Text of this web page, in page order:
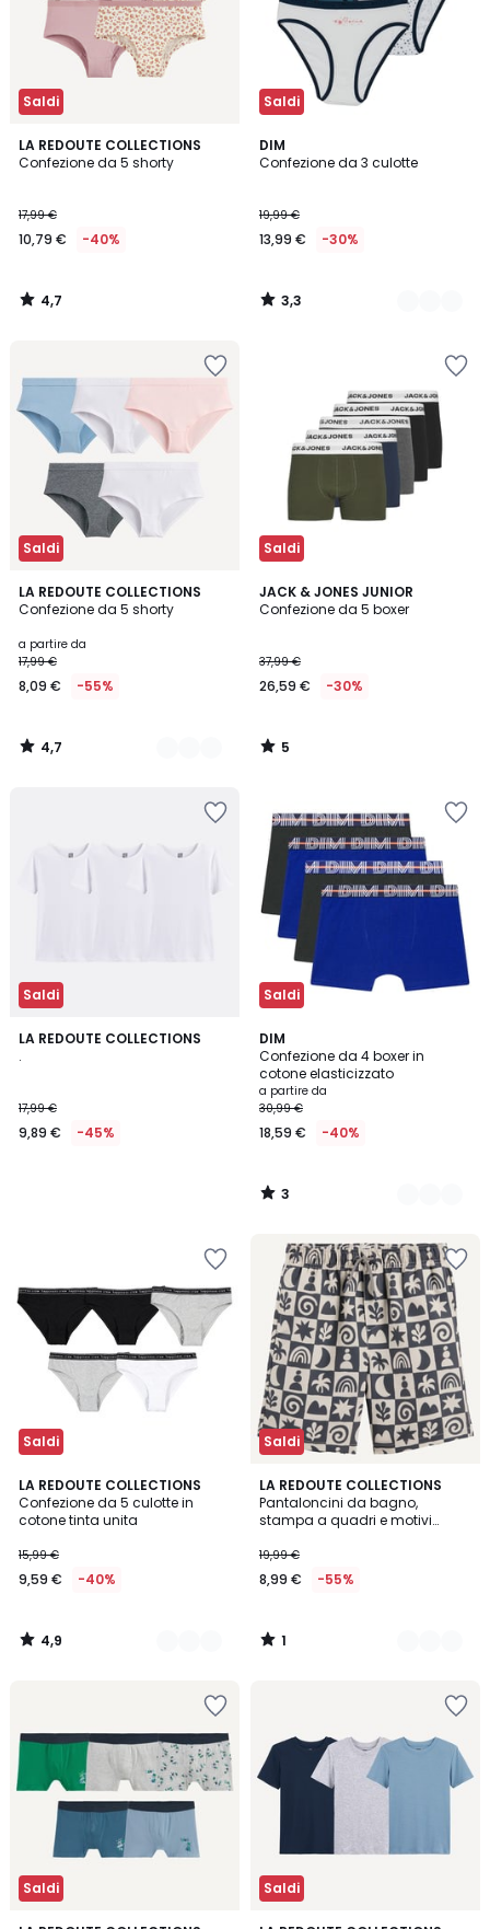
Saldi
LA REDOUTE COLLECTIONS
Confezione da 5 shorty
17,99 €
10,79 € -40%
4,7
/ 5
4,7
/
Saldi
DIM
Confezione da 3 culotte
19,99 €
13,99 € -30%
3,3
/ 5
2
Colori
3,3
/
Saldi
LA REDOUTE COLLECTIONS
Confezione da 5 shorty
a partire da
17,99 €
8,09 € -55%
4,7
/ 5
2
Colori
4,7
/
Saldi
JACK & JONES JUNIOR
Confezione da 5 boxer
37,99 €
26,59 € -30%
5
/
5
/
Saldi
LA REDOUTE COLLECTIONS
.
17,99 €
9,89 € -45%
Saldi
DIM
Confezione da 4 boxer in
cotone elasticizzato
a partire da
30,99 €
18,59 € -40%
3
/
5
2
Colori
3
/
Saldi
LA REDOUTE COLLECTIONS
Confezione da 5 culotte in
cotone tinta unita
15,99 €
9,59 € -40%
4,9
/ 5
2
Colori
4,9
/
Saldi
LA REDOUTE COLLECTIONS
Pantaloncini da bagno,
stampa a quadri e motivi
19,99 €
8,99 € -55%
1
/
5
2
Colori
1
/
Saldi Saldi